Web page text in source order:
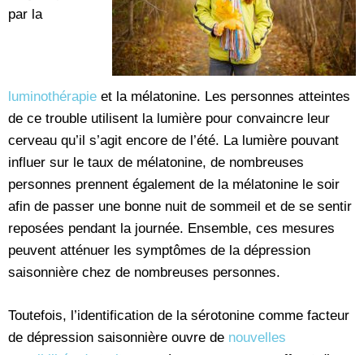
par la
luminothérapie et la mélatonine. Les personnes atteintes
de ce trouble utilisent la lumière pour convaincre leur
cerveau qu’il s’agit encore de l’été. La lumière pouvant
influer sur le taux de mélatonine, de nombreuses
personnes prennent également de la mélatonine le soir
afin de passer une bonne nuit de sommeil et de se sentir
reposées pendant la journée. Ensemble, ces mesures
peuvent atténuer les symptômes de la dépression
saisonnière chez de nombreuses personnes.
Toutefois, l’identification de la sérotonine comme facteur
de dépression saisonnière ouvre de nouvelles